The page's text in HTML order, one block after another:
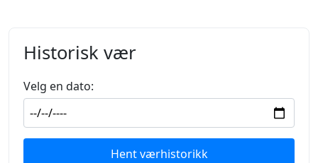
Historisk vær
Velg en dato:
Hent værhistorikk